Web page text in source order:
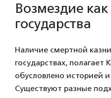
Возмездие
государства
Наличие смертной
государствах, полагает
обусловлено историей
Существуют разные